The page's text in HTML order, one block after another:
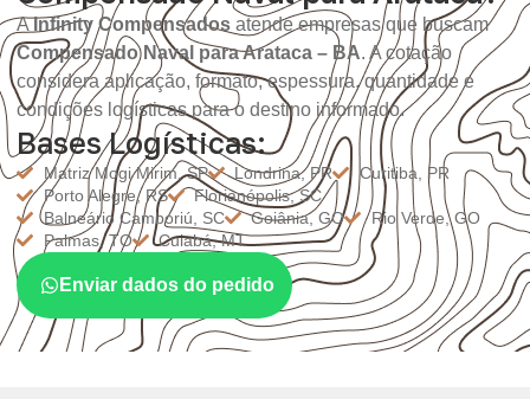
AInfinity Compensados atende empresas que buscam
Compensado Naval para Arataca – BA. A cotação
considera aplicação, formato, espessura, quantidade e
condições logísticas para o destino informado.
Bases Logísticas:
Matriz Mogi Mirim, SP Londrina, PR
Curitiba, PR
Porto Alegre, RS
Florianópolis, SC
Balneário Camboriú, SC
Goiânia, GO
Rio Verde, GO
Palmas, TO
Cuiabá, MT
Enviar dados do pedido